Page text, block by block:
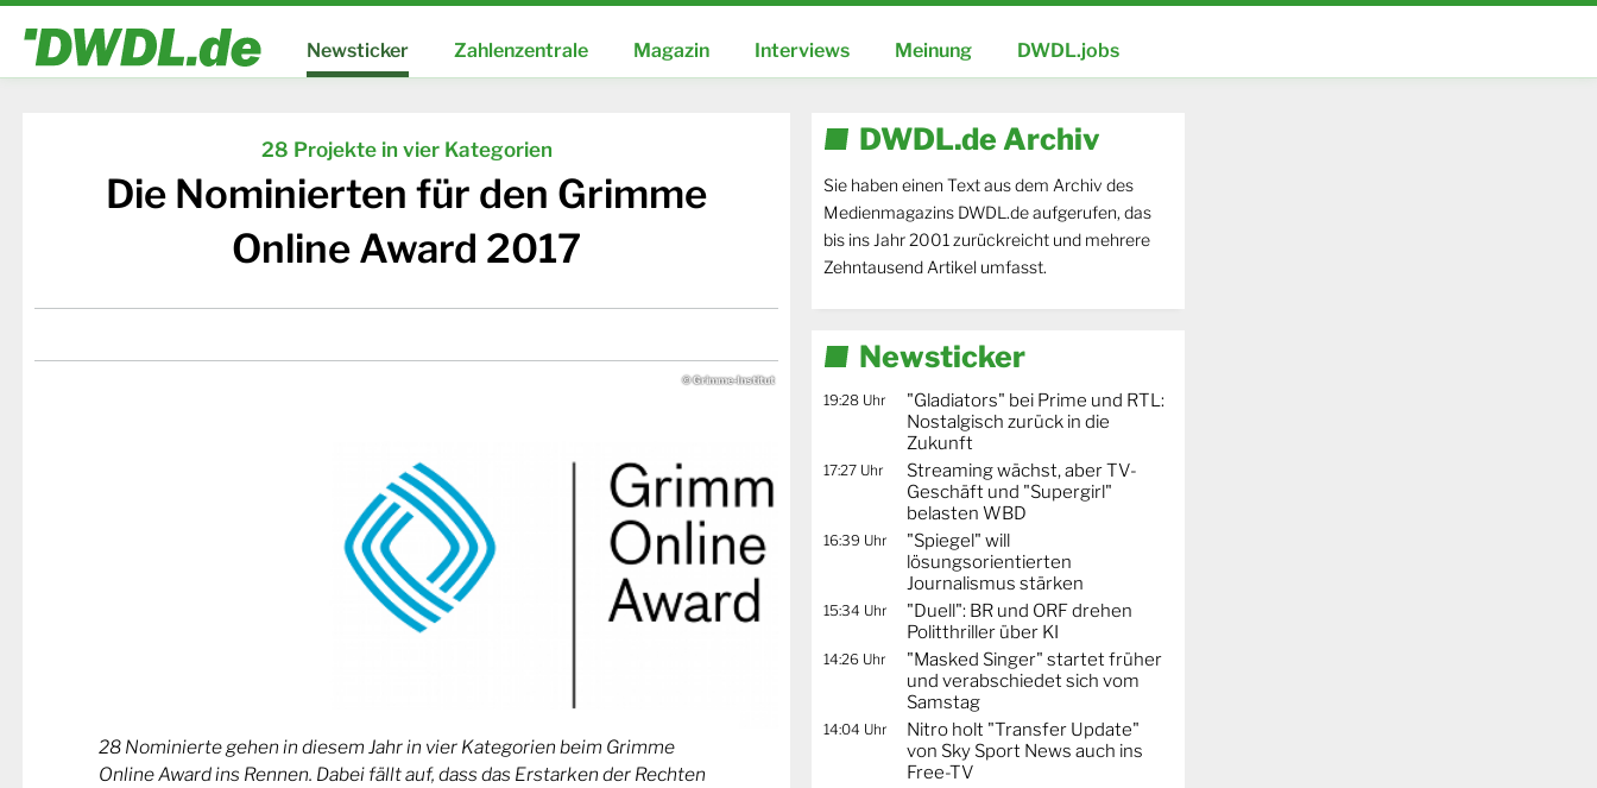
Newsticker Zahlenzentrale Magazin Interviews Meinung DWDL.jobs
28 Projekte in vier Kategorien
Die Nominierten für den Grimme
Online Award 2017
© Grimme-Institut
28 Nominierte gehen in diesem Jahr in vier Kategorien beim Grimme
Online Award ins Rennen. Dabei fällt auf, dass das Erstarken der Rechten
DWDL.de Archiv
Sie haben einen Text aus dem Archiv des
Medienmagazins DWDL.de aufgerufen, das
bis ins Jahr 2001 zurückreicht und mehrere
Zehntausend Artikel umfasst.
Newsticker
19:28 Uhr
"Gladiators" bei Prime und RTL:
Nostalgisch zurück in die
Zukunft
17:27 Uhr
Streaming wächst, aber TV-
Geschäft und "Supergirl"
belasten WBD
16:39 Uhr
"Spiegel" will
lösungsorientierten
Journalismus stärken
15:34 Uhr
"Duell": BR und ORF drehen
Politthriller über KI
14:26 Uhr
"Masked Singer" startet früher
und verabschiedet sich vom
Samstag
14:04 Uhr
Nitro holt "Transfer Update"
von Sky Sport News auch ins
Free-TV